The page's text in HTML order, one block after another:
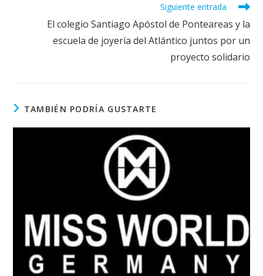
Siguiente entrada
El colegio Santiago Apóstol de Ponteareas y la
escuela de joyería del Atlántico juntos por un
proyecto solidario
TAMBIÉN PODRÍA GUSTARTE